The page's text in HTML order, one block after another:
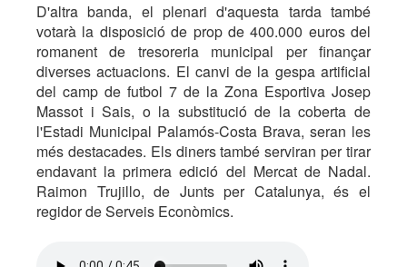
D'altra banda, el plenari d'aquesta tarda també
votarà la disposició de prop de 400.000 euros del
romanent de tresoreria municipal per finançar
diverses actuacions. El canvi de la gespa artificial
del camp de futbol 7 de la Zona Esportiva Josep
Massot i Sais, o la substitució de la coberta de
l'Estadi Municipal Palamós-Costa Brava, seran les
més destacades. Els diners també serviran per tirar
endavant la primera edició del Mercat de Nadal.
Raimon Trujillo, de Junts per Catalunya, és el
regidor de Serveis Econòmics.